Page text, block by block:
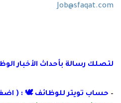
Job@sfaqat.com
لتصلك رسالة بأحداث الأخبار
– حساب تويتر للوظائف 🕊 : (